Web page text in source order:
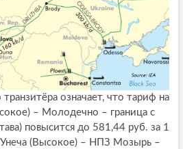
означает, что тариф на
– Молодечно – граница с
повысится до 581,44 руб. за 1
Унеча (Высокое) – НПЗ Мозырь –